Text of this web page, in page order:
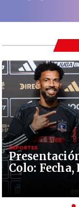
Colo:
DEPORTES